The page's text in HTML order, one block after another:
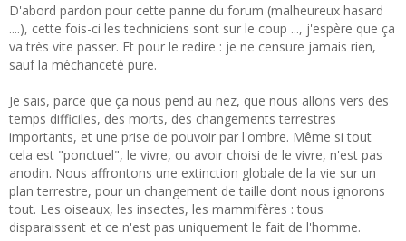
D'abord pardon pour cette panne du forum (malheureux hasard
....), cette fois-ci les techniciens sont sur le coup ..., j'espère que ça
va très vite passer. Et pour le redire : je ne censure jamais rien,
sauf la méchanceté pure.
Je sais, parce que ça nous pend au nez, que nous allons vers des
temps difficiles, des morts, des changements terrestres
importants, et une prise de pouvoir par l'ombre. Même si tout
cela est "ponctuel", le vivre, ou avoir choisi de le vivre, n'est pas
anodin. Nous affrontons une extinction globale de la vie sur un
plan terrestre, pour un changement de taille dont nous ignorons
tout. Les oiseaux, les insectes, les mammifères : tous
disparaissent et ce n'est pas uniquement le fait de l'homme.